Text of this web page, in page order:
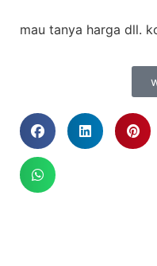
mau tanya harga dll.